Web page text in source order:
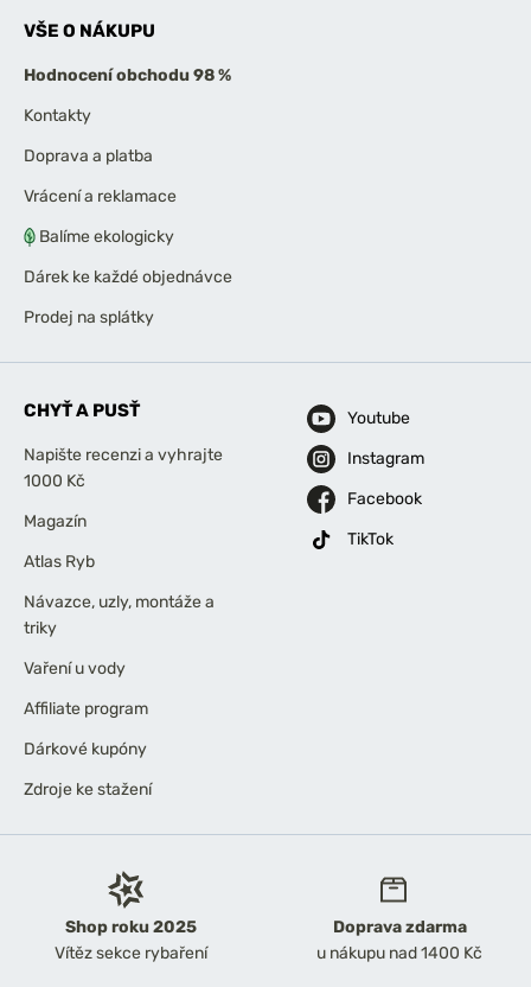
Shop roku 2025
Vítěz sekce rybaření
Doprava zdarma
u nákupu nad 1400 Kč
VŠE O NÁKUPU
Hodnocení obchodu 98 %
Kontakty
Doprava a platba
Vrácení a reklamace
Balíme ekologicky
Dárek ke každé objednávce
Prodej na splátky
CHYŤ A PUSŤ
Napište recenzi a vyhrajte
1000 Kč
Magazín
Atlas Ryb
Návazce, uzly, montáže a
triky
Vaření u vody
Affiliate program
Dárkové kupóny
Zdroje ke stažení
Youtube
Instagram
Facebook
TikTok